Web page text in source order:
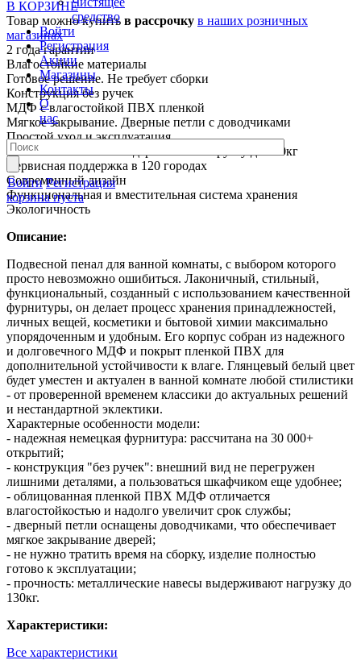
средство
Войти
Регистрация
Акции
Магазины
Контакты
О
нас
Войти Регистрация
корзина пуста
В КОРЗИНЕ
Товар можно купить в рассрочку в наших розничных
магазинах
2 года гарантии
Влагостойкие материалы
Готовое решение. Не требует сборки
Конструкция без ручек
МДФ с влагостойкой ПВХ пленкой
Мягкое закрывание. Дверные петли с доводчиками
Простой уход и эксплуатация
Прочность. Навесы выдерживают нагрузку до 130кг
Сервисная поддержка в 120 городах
Современный дизайн
Функциональная и вместительная система хранения
Экологичность
Описание:
Подвесной пенал для ванной комнаты, с выбором которого
просто невозможно ошибиться. Лаконичный, стильный,
функциональный, созданный с использованием качественной
фурнитуры, он делает процесс хранения принадлежностей,
личных вещей, косметики и бытовой химии максимально
упорядоченным и удобным. Его корпус собран из надежного
и долговечного МДФ и покрыт пленкой ПВХ для
дополнительной устойчивости к влаге. Глянцевый белый цвет
будет уместен и актуален в ванной комнате любой стилистики
- от проверенной временем классики до актуальных решений
и нестандартной эклектики.
Характерные особенности модели:
- надежная немецкая фурнитура: рассчитана на 30 000+
открытий;
- конструкция "без ручек": внешний вид не перегружен
лишними деталями, а пользоваться шкафчиком еще удобнее;
- облицованная пленкой ПВХ МДФ отличается
влагостойкостью и надолго увеличит срок службы;
- дверный петли оснащены доводчиками, что обеспечивает
мягкое закрывание дверей;
- не нужно тратить время на сборку, изделие полностью
готово к эксплуатации;
- прочность: металлические навесы выдерживают нагрузку до
130кг.
Характеристики:
Все характеристики